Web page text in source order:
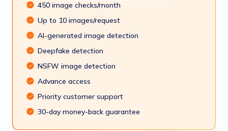
450 image checks/month
Up to 10 images/request
AI-generated image detection
Deepfake detection
NSFW image detection
Advance access
Priority customer support
30-day money-back guarantee